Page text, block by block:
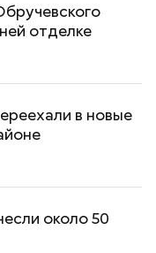
отделке
в новые
около 50